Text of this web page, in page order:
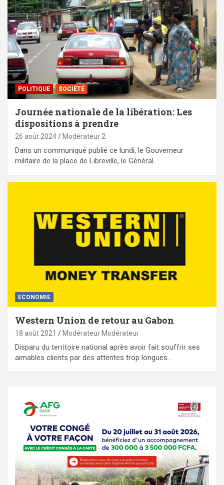
POLITIQUE SOCIÉTÉ
Journée nationale de la libération: Les
dispositions à prendre
26 août 2024 Modérateur 2
Dans un communiqué publié ce lundi, le Gouverneur
militaire de la place de Libreville, le Général…
ECONOMIE
Western Union de retour au Gabon
18 août 2021 Modérateur Modérateur
Disparu du territoire national après avoir fait souffrir ses
aimables clients par des attentes trop longues…